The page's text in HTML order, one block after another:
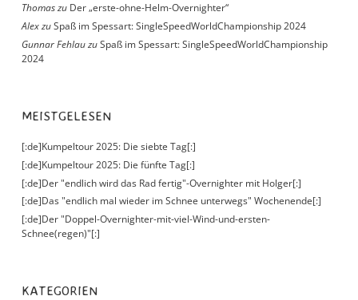
Thomaszu Der „erste-ohne-Helm-Overnighter“
AlexzuSpaß im Spessart: SingleSpeedWorldChampionship 2024
Gunnar FehlauzuSpaß im Spessart: SingleSpeedWorldChampionship
2024
MEISTGELESEN
[:de]Kumpeltour 2025: Die siebte Tag[:]
[:de]Kumpeltour 2025: Die fünfte Tag[:]
[:de]Der "endlich wird das Rad fertig"-Overnighter mit Holger[:]
[:de]Das "endlich mal wieder im Schnee unterwegs" Wochenende[:]
[:de]Der "Doppel-Overnighter-mit-viel-Wind-und-ersten-
Schnee(regen)"[:]
KATEGORIEN